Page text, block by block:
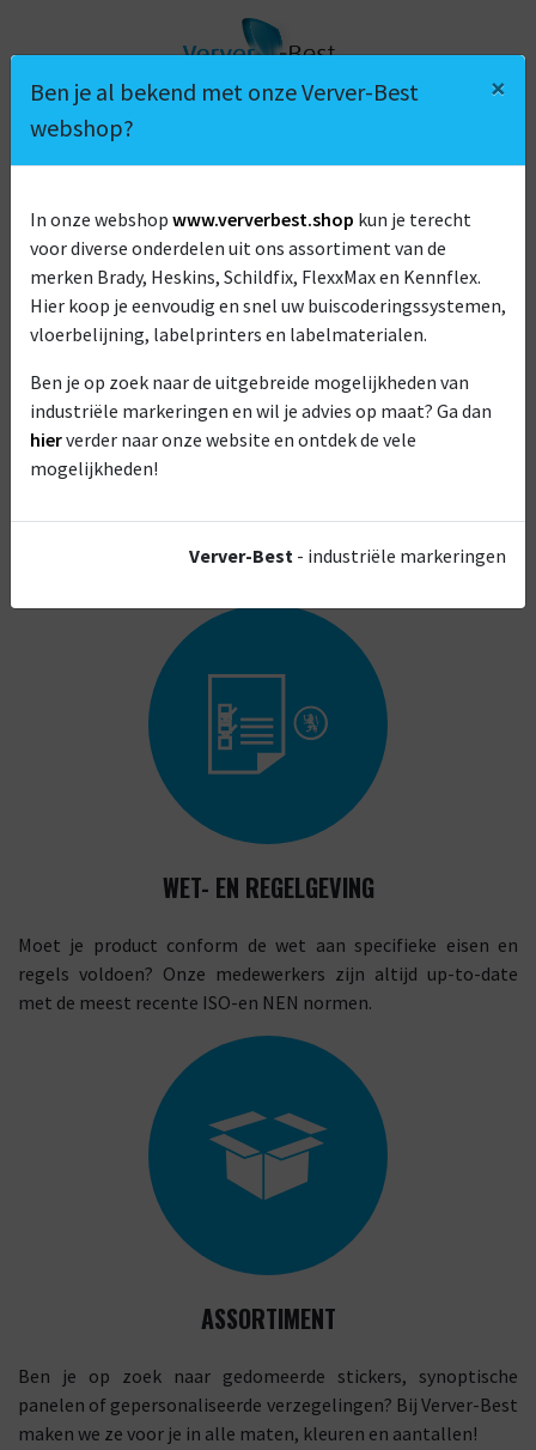
Ben je al bekend met onze Verver-Best
webshop?
×
In onze webshop www.ververbest.shop kun je terecht
voor diverse onderdelen uit ons assortiment van de
merken Brady, Heskins, Schildfix, FlexxMax en Kennflex.
Hier koop je eenvoudig en snel uw buiscoderingssystemen,
vloerbelijning, labelprinters en labelmaterialen.
Ben je op zoek naar de uitgebreide mogelijkheden van
industriële markeringen en wil je advies op maat? Ga dan
hierverder naar onze website en ontdek de vele
mogelijkheden!
Verver-Best - industriële markeringen
VAN ROOIJEN LOGISTIEK B.V.
WET- EN REGELGEVING
Moet je product conform de wet aan specifieke eisen en
regels voldoen? Onze medewerkers zijn altijd up-to-date
met de meest recente ISO-en NEN normen.
ASSORTIMENT
Ben je op zoek naar gedomeerde stickers, synoptische
panelen of gepersonaliseerde verzegelingen? Bij Verver-Best
maken we ze voor je in alle maten, kleuren en aantallen!